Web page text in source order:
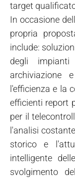
target
In occasione
propria
include:
degli
archiviazione
l'efficienza e la
efficienti report
per il
l'analisi
storico e
intelligente
svolgimento